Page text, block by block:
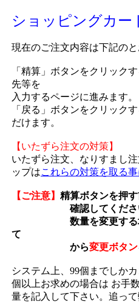
ショッピングカー
現在のご注文内容は下記のと
「精算」ボタンをクリック
先等を
入力するページに進みます。
「戻る」ボタンをクリック
だけます。
【いたずら注文の対策】
いたずら注文、なりすまし
ップはこれらの対策を取る
【ご注意】 精算ボタンを押
確認してください
数量を変更する場合
て
から変更ボタン
システム上、99個までしか
個以上お求めの場合は お手
量を記入して下さい。追っ